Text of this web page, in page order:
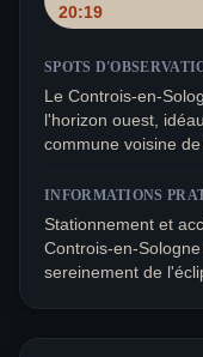
20:19
SPOTS
Le Controis-en-
l'horizon ouest,
commune voisine de
INFORMATIONS
Stationnement et
Controis-en-
sereinement de